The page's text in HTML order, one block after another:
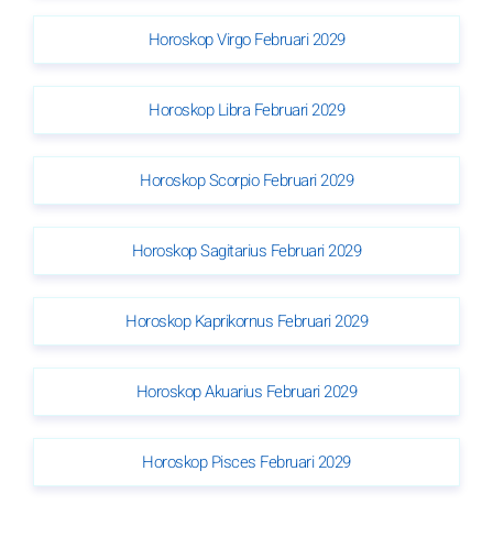
Horoskop Virgo Februari 2029
Horoskop Libra Februari 2029
Horoskop Scorpio Februari 2029
Horoskop Sagitarius Februari 2029
Horoskop Kaprikornus Februari 2029
Horoskop Akuarius Februari 2029
Horoskop Pisces Februari 2029